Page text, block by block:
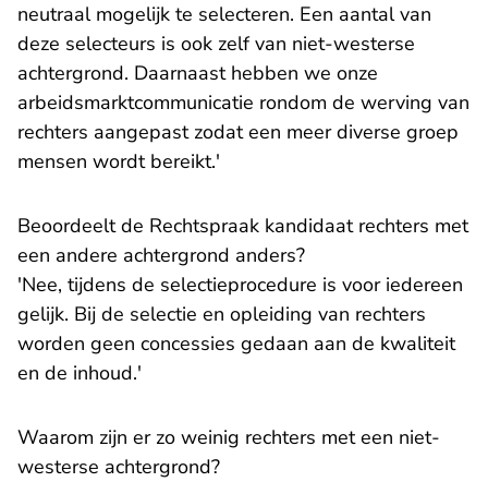
neutraal mogelijk te selecteren. Een aantal van
deze selecteurs is ook zelf van niet-westerse
achtergrond. Daarnaast hebben we onze
arbeidsmarktcommunicatie rondom de werving van
rechters aangepast zodat een meer diverse groep
mensen wordt bereikt.'
Beoordeelt de Rechtspraak kandidaat rechters met
een andere achtergrond anders?
'Nee, tijdens de selectieprocedure is voor iedereen
gelijk. Bij de selectie en opleiding van rechters
worden geen concessies gedaan aan de kwaliteit
en de inhoud.'
Waarom zijn er zo weinig rechters met een niet-
westerse achtergrond?